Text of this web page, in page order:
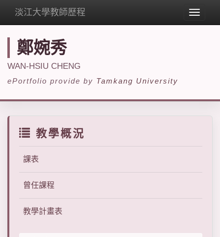
Toggle
淡江大學教師歷程
鄭婉秀
WAN-HSIU CHENG
ePortfolio provide by Tamkang University
教學概況
課表
曾任課程
教學計畫表